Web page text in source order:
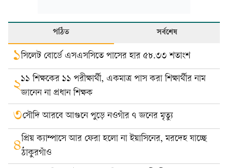
পঠিত সর্বশেষ
১সিলেট বোর্ডে এসএসসিতে পাসের হার ৫৮.৩৩ শতাংশ
২১১ শিক্ষকের ১১ পরীক্ষার্থী, একমাত্র পাস করা শিক্ষার্থীর নাম
জানেন না প্রধান শিক্ষক
৩সৌদি আরবে আগুনে পুড়ে নওগাঁর ৭ জনের মৃত্যু
৪প্রিয় ক্যাম্পাসে আর ফেরা হলো না ইয়াসিনের, মরদেহ যাচ্ছে
ঠাকুরগাঁও